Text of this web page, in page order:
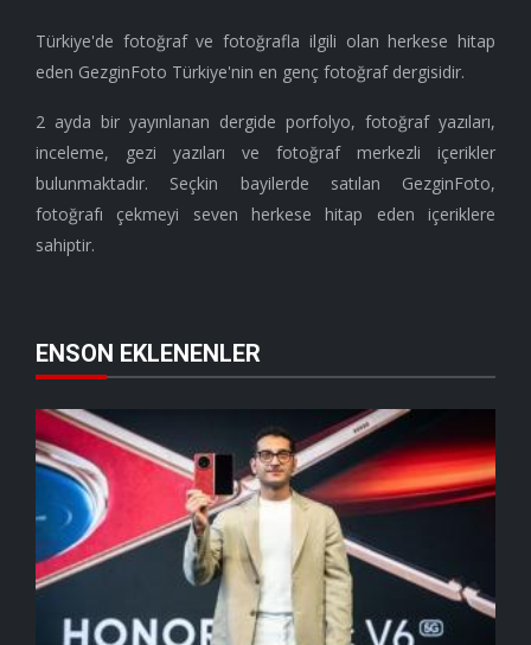
Türkiye'de fotoğraf ve fotoğrafla ilgili olan herkese hitap
eden GezginFoto Türkiye'nin en genç fotoğraf dergisidir.
2 ayda bir yayınlanan dergide porfolyo, fotoğraf yazıları,
inceleme, gezi yazıları ve fotoğraf merkezli içerikler
bulunmaktadır. Seçkin bayilerde satılan GezginFoto,
fotoğrafı çekmeyi seven herkese hitap eden içeriklere
sahiptir.
ENSON EKLENENLER